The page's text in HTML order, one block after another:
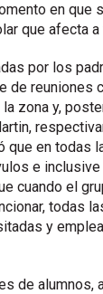
en que
que afecta a
por los
de reuniones
zona y,
que en todas
e
cuando el
todas
y
de alumnos,